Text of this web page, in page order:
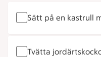
Sätt på en kastrull
Tvätta